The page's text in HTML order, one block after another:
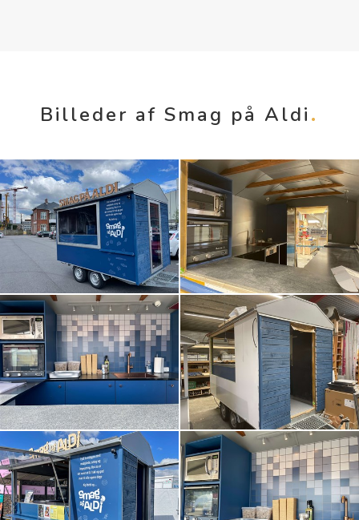
Billeder af Smag på Aldi